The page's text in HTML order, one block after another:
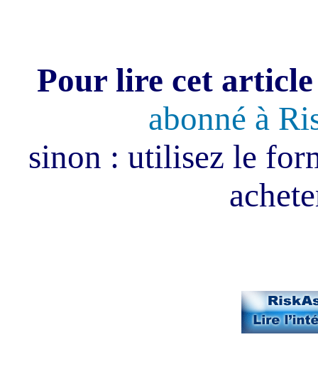
Pour lire cet
abonné à
sinon : utilisez le